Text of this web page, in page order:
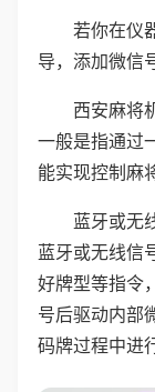
若你在仪
导，添加微信
西安麻将
一般是指通过
能实现控制麻
蓝牙或无
蓝牙或无线信
好牌型等指令
号后驱动内部
码牌过程中进